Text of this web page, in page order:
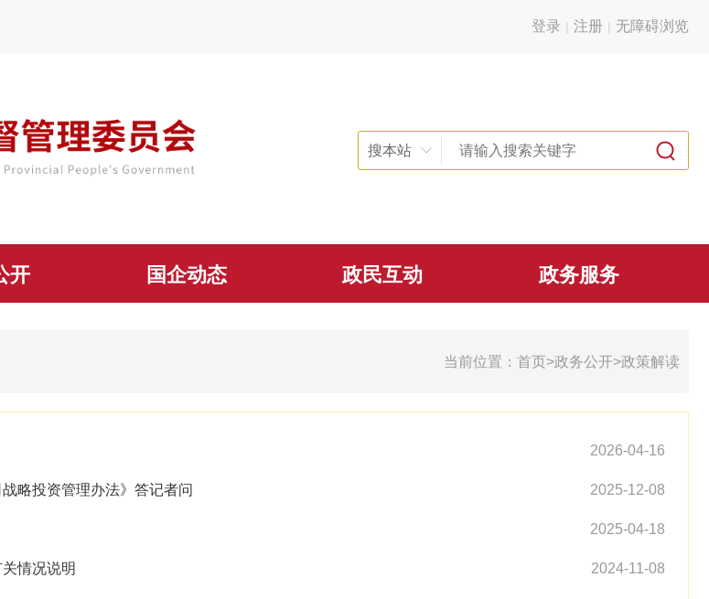
登录 注册 无障碍浏览
搜本站
开 国企动态 政民互动 政务服务
当前位置： 首页>政务公开>政策解读
2026-04-16
略投资管理办法》答记者问 2025-12-08
2025-04-18
情况说明 2024-11-08